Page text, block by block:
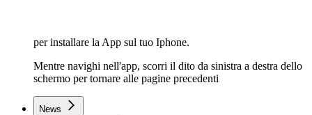
per installare la App sul tuo Iphone.
Mentre navighi nell'app, scorri il dito da sinistra a destra dello
schermo per tornare alle pagine precedenti
News